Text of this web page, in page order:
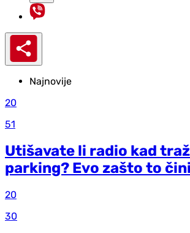
Najnovije
20
51
Utišavate li radio kad
parking? Evo zašto to
20
30